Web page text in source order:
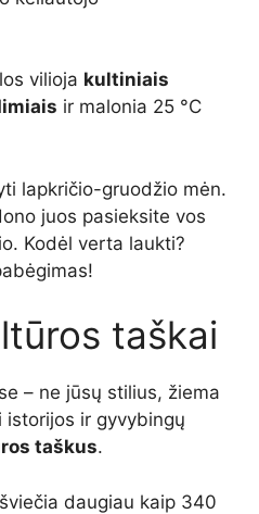
vilioja kultiniais
ir malonia 25 °C
lapkričio-gruodžio mėn.
juos pasieksite vos
Kodėl verta laukti?
taškai
– ne jūsų stilius, žiema
ir gyvybingų
taškus.
daugiau kaip 340